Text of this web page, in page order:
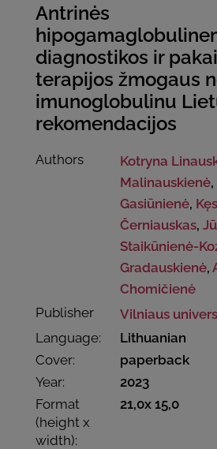
Antrinės
diagnostikos ir
terapijos žmogaus
imunoglobulinu
rekomendacijos
Authors Kotryna
Malinauskienė,
Gasiūnienė,
Černiauskas,
Staikūnienė-
Gradauskienė,
Chomičienė
Publisher
Vilniaus
Language:
Lithuanian
Cover:
paperback
Year:
2023
Format
(height x
width):
21,0x 15,0